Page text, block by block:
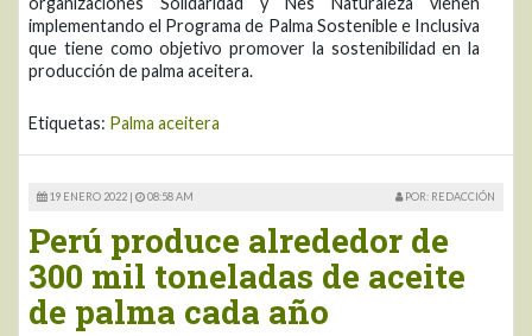
implementando el Programa de Palma Sostenible e Inclusiva
que tiene como objetivo promover la sostenibilidad en la
producción de palma aceitera.
Etiquetas: Palma aceitera
19 ENERO 2022 | 08:58 AM POR: REDACCIÓN
Perú produce alrededor de
300 mil toneladas de aceite
de palma cada año